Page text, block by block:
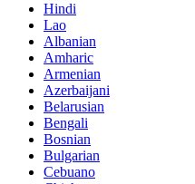
Hindi
Lao
Albanian
Amharic
Armenian
Azerbaijani
Belarusian
Bengali
Bosnian
Bulgarian
Cebuano